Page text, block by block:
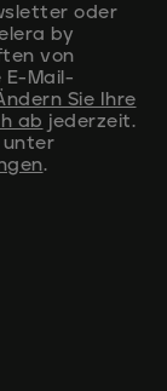
oder
by
von
E-Mail-
Sie Ihre
ab jederzeit.
unter
.